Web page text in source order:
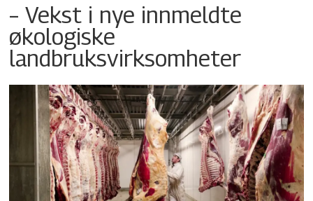
– Vekst i nye innmeldte
økologiske
landbruksvirksomheter